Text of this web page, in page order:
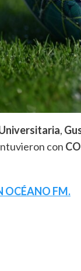
,
con
OCÉANO FM.